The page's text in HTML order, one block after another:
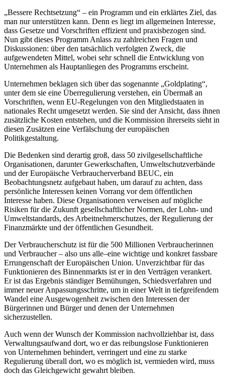
„Bessere Rechtsetzung“ – ein Programm und ein erklärtes Ziel, das
man nur unterstützen kann. Denn es liegt im allgemeinen Interesse,
dass Gesetze und Vorschriften effizient und praxisbezogen sind.
Nun gibt dieses Programm Anlass zu zahlreichen Fragen und
Diskussionen: über den tatsächlich verfolgten Zweck, die
aufgewendeten Mittel, wobei sehr schnell die Entwicklung von
Unternehmen als Hauptanliegen des Programms erscheint.
Unternehmen beklagen sich über das sogenannte „Goldplating“,
unter dem sie eine Überregulierung verstehen, ein Übermaß an
Vorschriften, wenn EU-Regelungen von den Mitgliedstaaten in
nationales Recht umgesetzt werden. Sie sind der Ansicht, dass ihnen
zusätzliche Kosten entstehen, und die Kommission ihrerseits sieht in
diesen Zusätzen eine Verfälschung der europäischen
Politikgestaltung.
Die Bedenken sind derartig groß, dass 50 zivilgesellschaftliche
Organisationen, darunter Gewerkschaften, Umweltschutzverbände
und der Europäische Verbraucherverband BEUC, ein
Beobachtungsnetz aufgebaut haben, um darauf zu achten, dass
persönliche Interessen keinen Vorrang vor dem öffentlichen
Interesse haben. Diese Organisationen verweisen auf mögliche
Risiken für die Zukunft gesellschaftlicher Normen, der Lohn- und
Umweltstandards, des Arbeitnehmerschutzes, der Regulierung der
Finanzmärkte und der öffentlichen Gesundheit.
Der Verbraucherschutz ist für die 500 Millionen Verbraucherinnen
und Verbraucher – also uns alle–eine wichtige und konkret fassbare
Errungenschaft der Europäischen Union. Unverzichtbar für das
Funktionieren des Binnenmarkts ist er in den Verträgen verankert.
Er ist das Ergebnis ständiger Bemühungen, Schiedsverfahren und
immer neuer Anpassungsschritte, um in einer Welt in tiefgreifendem
Wandel eine Ausgewogenheit zwischen den Interessen der
Bürgerinnen und Bürger und denen der Unternehmen
sicherzustellen.
Auch wenn der Wunsch der Kommission nachvollziehbar ist, dass
Verwaltungsaufwand dort, wo er das reibungslose Funktionieren
von Unternehmen behindert, verringert und eine zu starke
Regulierung überall dort, wo es möglich ist, vermieden wird, muss
doch das Gleichgewicht gewahrt bleiben.